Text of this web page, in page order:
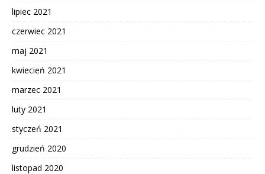
lipiec 2021
czerwiec 2021
maj 2021
kwiecień 2021
marzec 2021
luty 2021
styczeń 2021
grudzień 2020
listopad 2020